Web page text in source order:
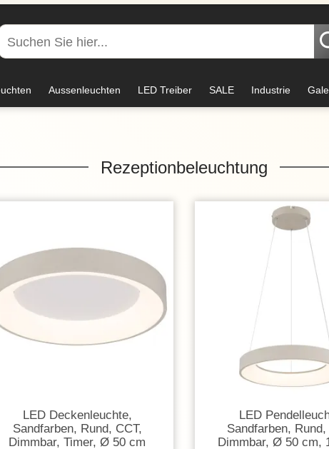
Aussenleuchten LED Treiber SALE Industrie
Rezeptionbeleuchtung
LED Deckenleuchte,
Sandfarben, Rund, CCT,
Dimmbar, Timer, Ø 50 cm
LED
Sandfarben, Rund,
Dimmbar, Ø 50 cm,